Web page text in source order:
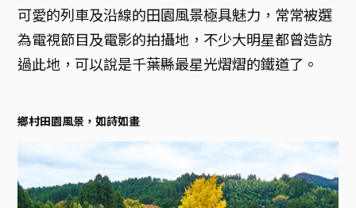
可愛的列車及沿線的田園風景極具魅力，常常被選
為電視節目及電影的拍攝地，不少大明星都曾造訪
過此地，可以說是千葉縣最星光熠熠的鐵道了。
鄉村田園風景，如詩如畫